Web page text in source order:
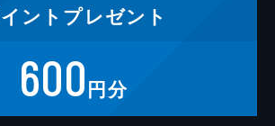
ント プレゼント
600円分